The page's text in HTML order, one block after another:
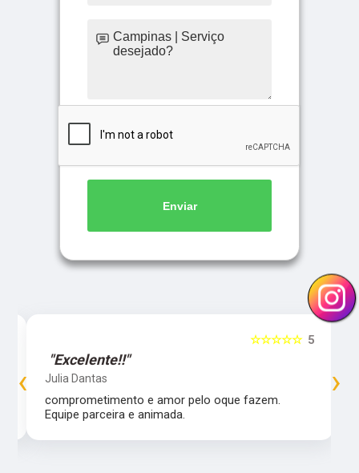
Enviar
5
☆☆☆☆☆
"Excelente!!"
Julia Dantas
comprometimento e amor pelo oque fazem.
Equipe parceira e animada.
‹ ›